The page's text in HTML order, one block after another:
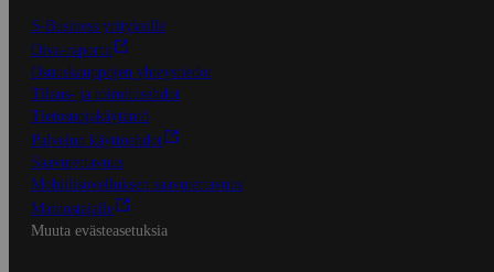
S-Business yrityksille
Oiva-raportit
Osuuskauppojen yhteystiedot
Tilaus- ja toimitusehdot
Tietosuojakäytäntö
Palvelun käyttöehdot
Saavutettavuus
Mobiilisovelluksen saavutettavuus
Mainostajalle
Muuta evästeasetuksia